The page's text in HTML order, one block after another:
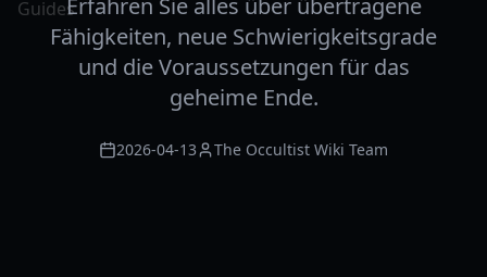
Erfahren Sie alles über übertragene
Fähigkeiten, neue Schwierigkeitsgrade
und die Voraussetzungen für das
geheime Ende.
2026-04-13 The Occultist Wiki Team